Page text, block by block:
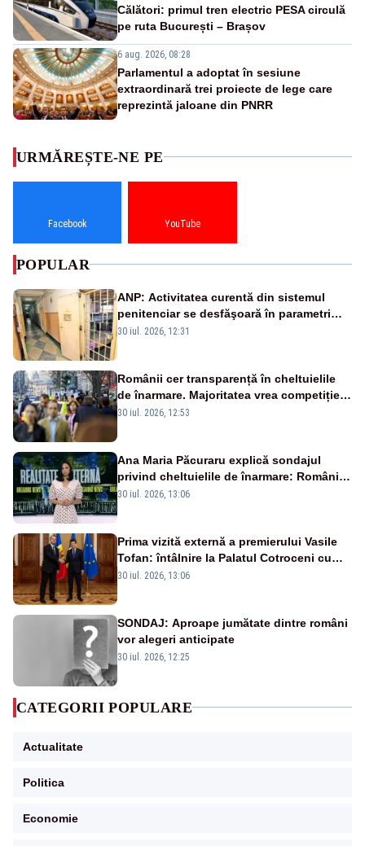
Călători: primul tren electric PESA circulă
pe ruta București – Brașov
6 aug. 2026, 08:28
Parlamentul a adoptat în sesiune
extraordinară trei proiecte de lege care
reprezintă jaloane din PNRR
URMĂREȘTE-NE PE
Facebook YouTube
POPULAR
ANP: Activitatea curentă din sistemul
penitenciar se desfăşoară în parametri
normali
30 iul. 2026, 12:31
Românii cer transparență în cheltuielile
de înarmare. Majoritatea vrea competiție
reală și industrie locală – SONDAJ
30 iul. 2026, 12:53
Ana Maria Păcuraru explică sondajul
privind cheltuielile de înarmare: Românii
cer transparență în achiziții și un echilibru
30 iul. 2026, 13:06
Prima vizită externă a premierului Vasile
Tofan: întâlnire la Palatul Cotroceni cu
președintele Nicușor Dan
30 iul. 2026, 13:06
SONDAJ: Aproape jumătate dintre români
vor alegeri anticipate
30 iul. 2026, 12:25
CATEGORII POPULARE
Actualitate
Politica
Economie